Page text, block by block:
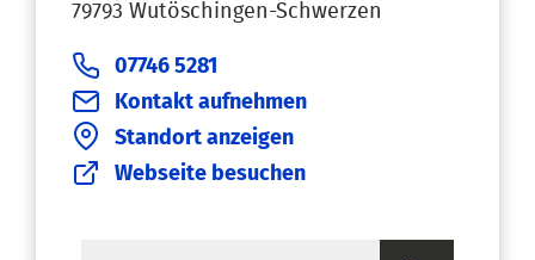
79793 Wutöschingen-Schwerzen
07746 5281
Kontakt aufnehmen
Standort anzeigen
Webseite besuchen